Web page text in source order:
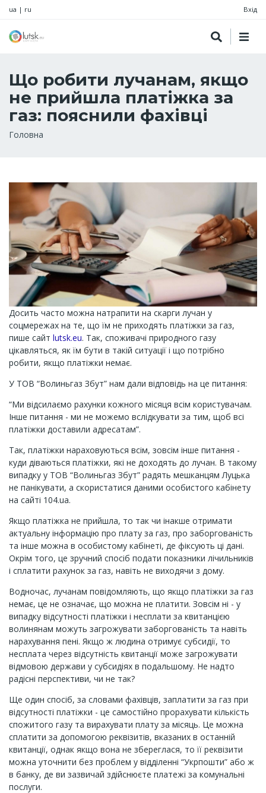
ua | ru Вхід
Що робити лучанам, якщо
не прийшла платіжка за
газ: пояснили фахівці
Рядок
Головна
Досить часто можна натрапити на скарги лучан у
соцмережах на те, що їм не приходять платіжки за газ,
пише сайт lutsk.eu. Так, споживачі природного газу
цікавляться, як їм бути в такій ситуації і що потрібно
робити, якщо платіжки немає.
У ТОВ “Волиньгаз Збут” нам дали відповідь на це питання:
“Ми відсилаємо рахунки кожного місяця всім користувачам.
Інше питання - ми не можемо вслідкувати за тим, щоб всі
платіжки доставили адресатам”.
Так, платіжки нараховуються всім, зовсім інше питання -
куди діваються платіжки, які не доходять до лучан. В такому
випадку у ТОВ “Волиньгаз Збут” радять мешканцям Луцька
не панікувати, а скористатися даними особистого кабінету
на сайті 104.ua.
Якщо платіжка не прийшла, то так чи інакше отримати
актуальну інформацію про плату за газ, про заборгованість
та інше можна в особистому кабінеті, де фіксують ці дані.
Окрім того, це зручний спосіб подати показники лічильників
і сплатити рахунок за газ, навіть не виходячи з дому.
Водночас, лучанам повідомляють, що якщо платіжки за газ
немає, це не означає, що можна не платити. Зовсім ні - у
випадку відсутності платіжки і несплати за квитанцією
волинянам можуть загрожувати заборгованість та навіть
нарахування пені. Якщо ж людина отримує субсидії, то
несплата через відсутність квитанції може загрожувати
відмовою держави у субсидіях в подальшому. Не надто
радісні перспективи, чи не так?
Ще один спосіб, за словами фахівців, заплатити за газ при
відсутності платіжки - це самостійно прорахувати кількість
спожитого газу та вирахувати плату за місяць. Це можна
сплатити за допомогою реквізитів, вказаних в останній
квитанції, однак якщо вона не збереглася, то її реквізити
можна уточнити без проблем у відділенні “Укрпошти” або ж
в банку, де ви зазвичай здійснюєте платежі за комунальні
послуги.